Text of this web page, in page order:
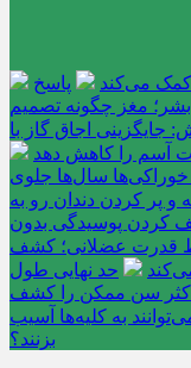
کمک می‌کند
پاسخ
مغز چگونه تصمیم
جایگزینی اجاق گاز با
آسم را کاهش دهد
سال‌ها جلوی
و پر کردن دندان رو به
کردن پوسیدگی بدون
قدرت عضلانی؛ کشف
حد نهایی طول
سن ممکن را کشف
به کلیه‌ها آسیب
بزنند؟